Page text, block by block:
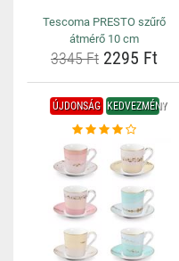
Tescoma PRESTO szűrő
átmérő 10 cm
3345 Ft 2295 Ft
ÚJDONSÁG KEDVEZMÉNY